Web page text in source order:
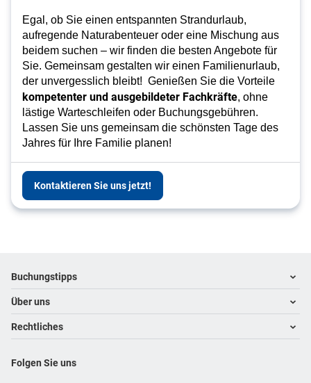
Egal, ob Sie einen entspannten Strandurlaub,
aufregende Naturabenteuer oder eine Mischung aus
beidem suchen – wir finden die besten Angebote für
Sie. Gemeinsam gestalten wir einen Familienurlaub,
der unvergesslich bleibt! Genießen Sie die Vorteile
kompetenter und ausgebildeter Fachkräfte, ohne
lästige Warteschleifen oder Buchungsgebühren.
Lassen Sie uns gemeinsam die schönsten Tage des
Jahres für Ihre Familie planen!
Kontaktieren Sie uns jetzt!
Footer navigation
Buchungstipps
Warum im Reisebüro buchen
Hoteltipps
Reisewelten
Über uns
Kontakt
Karriere
Rechtliches
Folgen Sie uns